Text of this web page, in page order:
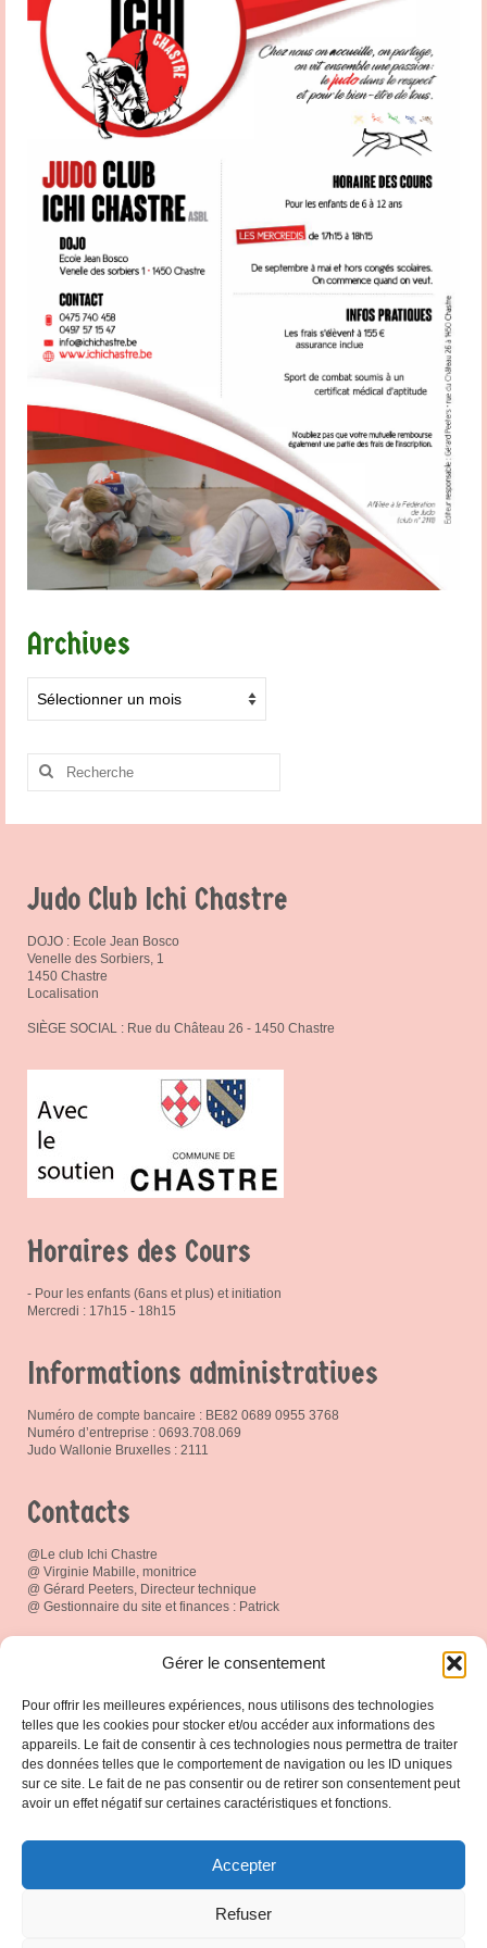
Gérer le consentement
Pour offrir les meilleures expériences, nous utilisons des technologies
telles que les cookies pour stocker et/ou accéder aux informations des
appareils. Le fait de consentir à ces technologies nous permettra de traiter
des données telles que le comportement de navigation ou les ID uniques
sur ce site. Le fait de ne pas consentir ou de retirer son consentement peut
avoir un effet négatif sur certaines caractéristiques et fonctions.
Accepter
Refuser
l’implémentation des actions menées par la Fédération. Votre contact est Patrick
Hamande Partagez la page
Archives
Rechercher
Judo Club Ichi Chastre
DOJO : Ecole Jean Bosco
Venelle des Sorbiers, 1
1450 Chastre
Localisation
SIÈGE SOCIAL : Rue du Château 26 - 1450 Chastre
Horaires des Cours
- Pour les enfants (6ans et plus) et initiation
Mercredi : 17h15 - 18h15
Informations administratives
Numéro de compte bancaire : BE82 0689 0955 3768
Numéro d’entreprise : 0693.708.069
Judo Wallonie Bruxelles : 2111
Contacts
@Le club Ichi Chastre
@ Virginie Mabille, monitrice
@ Gérard Peeters, Directeur technique
@ Gestionnaire du site et finances : Patrick
Réseau social
Espace Membres
Protection de vos données